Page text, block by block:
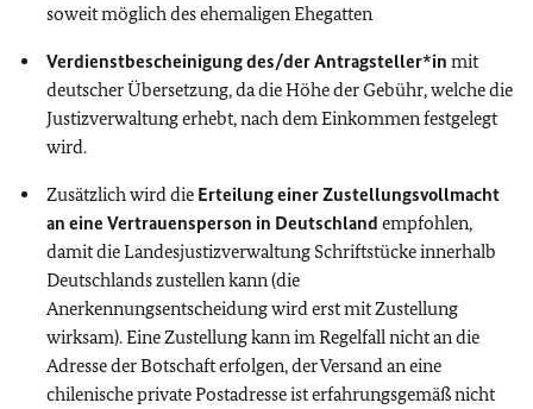
soweit möglich des ehemaligen Ehegatten
Verdienstbescheinigung des/der Antragsteller*in mit
deutscher Übersetzung, da die Höhe der Gebühr, welche die
Justizverwaltung erhebt, nach dem Einkommen festgelegt
wird.
Zusätzlich wird die Erteilung einer Zustellungsvollmacht
an eine Vertrauensperson in Deutschland empfohlen,
damit die Landesjustizverwaltung Schriftstücke innerhalb
Deutschlands zustellen kann (die
Anerkennungsentscheidung wird erst mit Zustellung
wirksam). Eine Zustellung kann im Regelfall nicht an die
Adresse der Botschaft erfolgen, der Versand an eine
chilenische private Postadresse ist erfahrungsgemäß nicht